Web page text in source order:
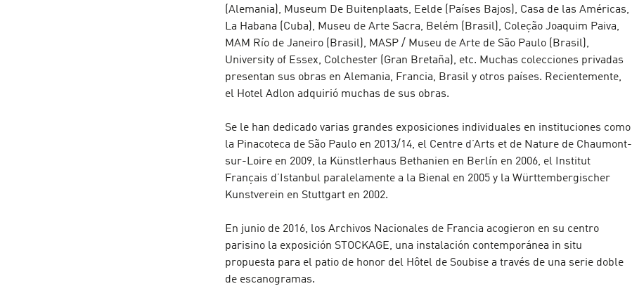
(Alemania), Museum De Buitenplaats, Eelde (Países Bajos), Casa de las Américas,
La Habana (Cuba), Museu de Arte Sacra, Belém (Brasil), Coleção Joaquim Paiva,
MAM Río de Janeiro (Brasil), MASP / Museu de Arte de São Paulo (Brasil),
University of Essex, Colchester (Gran Bretaña), etc. Muchas colecciones privadas
presentan sus obras en Alemania, Francia, Brasil y otros países. Recientemente,
el Hotel Adlon adquirió muchas de sus obras.
Se le han dedicado varias grandes exposiciones individuales en instituciones como
la Pinacoteca de São Paulo en 2013/14, el Centre d’Arts et de Nature de Chaumont-
sur-Loire en 2009, la Künstlerhaus Bethanien en Berlín en 2006, el Institut
Français d’Istanbul paralelamente a la Bienal en 2005 y la Württembergischer
Kunstverein en Stuttgart en 2002.
En junio de 2016, los Archivos Nacionales de Francia acogieron en su centro
parisino la exposición STOCKAGE, una instalación contemporánea in situ
propuesta para el patio de honor del Hôtel de Soubise a través de una serie doble
de escanogramas.